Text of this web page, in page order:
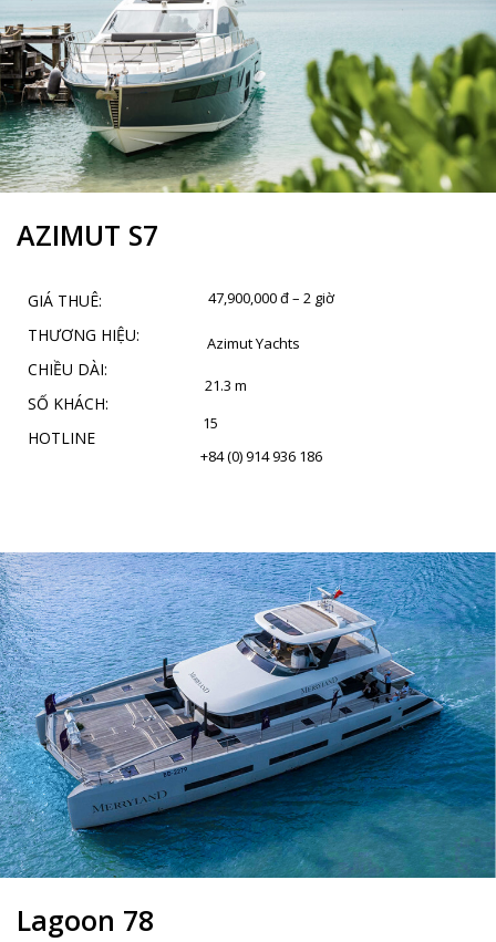
AZIMUT S7
GIÁ THUÊ:
THƯƠNG HIỆU:
CHIỀU DÀI:
SỐ KHÁCH:
HOTLINE
47,900,000 đ – 2 giờ
Azimut Yachts
21.3 m
15
+84 (0) 914 936 186
Lagoon 78